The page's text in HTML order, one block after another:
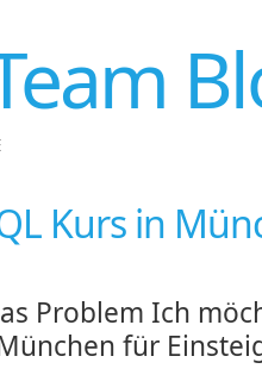
Kurs in
Problem Ich
für